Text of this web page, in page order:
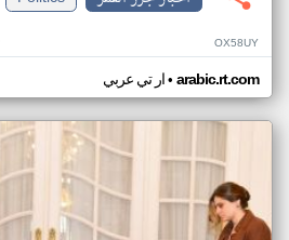
OX58UY
ار تي عربي• arabic.rt.com